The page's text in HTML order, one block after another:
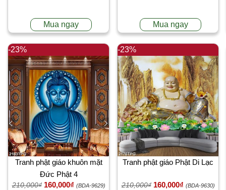
Mua ngay Mua ngay
-23%
Tranh phật giáo khuôn mặt
Đức Phật 4
210,000₫ 160,000₫ (BDA-9629)
-23%
Tranh phật giáo Phật Di Lạc
210,000₫ 160,000₫ (BDA-9630)